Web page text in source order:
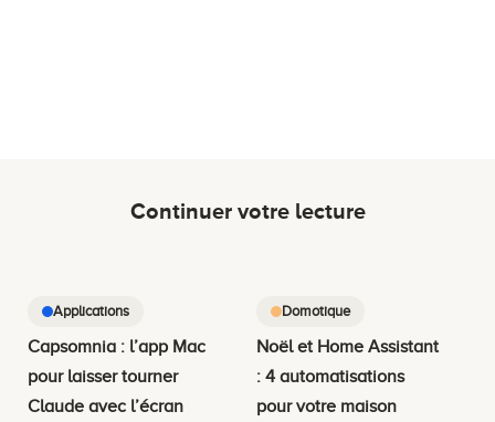
Continuer votre lecture
Applications
Capsomnia : l’app Mac
pour laisser tourner
Claude avec l’écran
Domotique
Noël et Home Assistant
: 4 automatisations
pour votre maison